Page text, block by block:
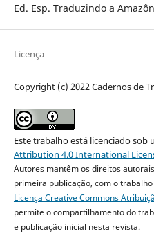
Ed. Esp. Traduzindo a
Licença
Copyright (c) 2022 Cadernos de
Este trabalho está licenciado sob
Attribution 4.0 International
Autores mantêm os direitos
primeira publicação, com o
Licença Creative Commons
permite o compartilhamento do
e publicação inicial nesta revista.